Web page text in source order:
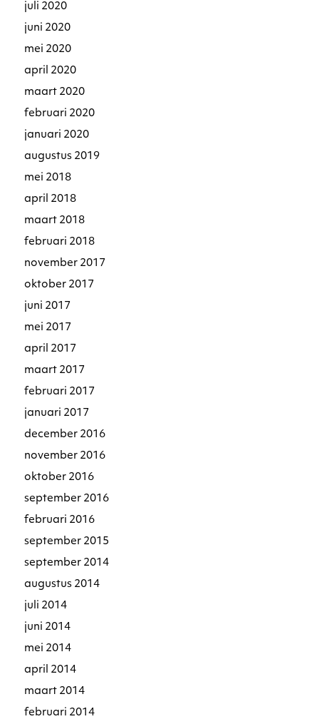
juli 2020
juni 2020
mei 2020
april 2020
maart 2020
februari 2020
januari 2020
augustus 2019
mei 2018
april 2018
maart 2018
februari 2018
november 2017
oktober 2017
juni 2017
mei 2017
april 2017
maart 2017
februari 2017
januari 2017
december 2016
november 2016
oktober 2016
september 2016
februari 2016
september 2015
september 2014
augustus 2014
juli 2014
juni 2014
mei 2014
april 2014
maart 2014
februari 2014